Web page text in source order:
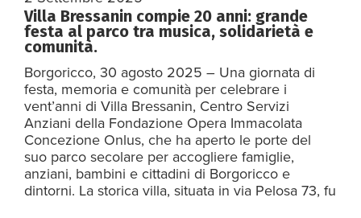
Villa Bressanin compie 20 anni: grande
festa al parco tra musica, solidarietà e
comunità.
Borgoricco, 30 agosto 2025 – Una giornata di
festa, memoria e comunità per celebrare i
vent’anni di Villa Bressanin, Centro Servizi
Anziani della Fondazione Opera Immacolata
Concezione Onlus, che ha aperto le porte del
suo parco secolare per accogliere famiglie,
anziani, bambini e cittadini di Borgoricco e
dintorni. La storica villa, situata in via Pelosa 73, fu